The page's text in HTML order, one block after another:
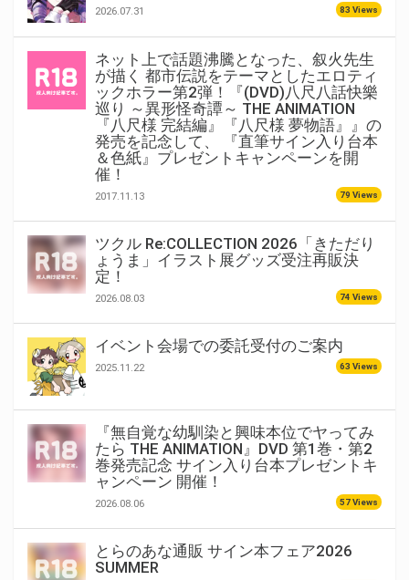
2026.07.31 83 Views
ネット上で話題沸騰となった、叙火先生
が描く 都市伝説をテーマとしたエロティ
ックホラー第2弾！『(DVD)八尺八話快樂
巡り ～異形怪奇譚～ THE ANIMATION
『八尺様 完結編』『八尺様 夢物語』』の
発売を記念して、 『直筆サイン入り台本
＆色紙』プレゼントキャンペーンを開
催！
2017.11.13 79 Views
ツクル Re:COLLECTION 2026「きただり
ょうま」イラスト展グッズ受注再販決
定！
2026.08.03 74 Views
イベント会場での委託受付のご案内
2025.11.22 63 Views
『無自覚な幼馴染と興味本位でヤってみ
たら THE ANIMATION』DVD 第1巻・第2
巻発売記念 サイン入り台本プレゼントキ
ャンペーン 開催！
2026.08.06 57 Views
とらのあな通販 サイン本フェア2026
SUMMER